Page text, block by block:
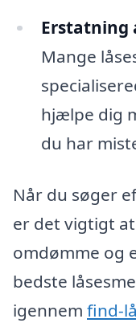
Erstatning
Mange
hjælpe dig
du har
Når du søger
er det vigtigt
omdømme og
bedste
igennem find-